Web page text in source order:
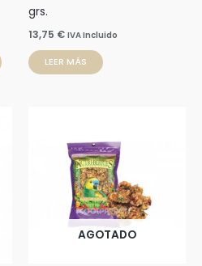
página
de
grs.
13,75 € IVA Incluido
LEER MÁS
AGOTADO